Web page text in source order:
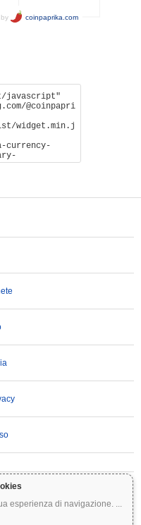
esperienza di navigazione. ...
altamente volatili e comportano
investimento. Tutte le informazioni
informativo e non costituiscono
le tue ricerche (DYOR) e